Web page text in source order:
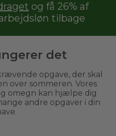
og få 26% af
tilbage
det
opgave, der skal
over sommeren. Vores
omegn kan hjælpe dig
andre opgaver i din